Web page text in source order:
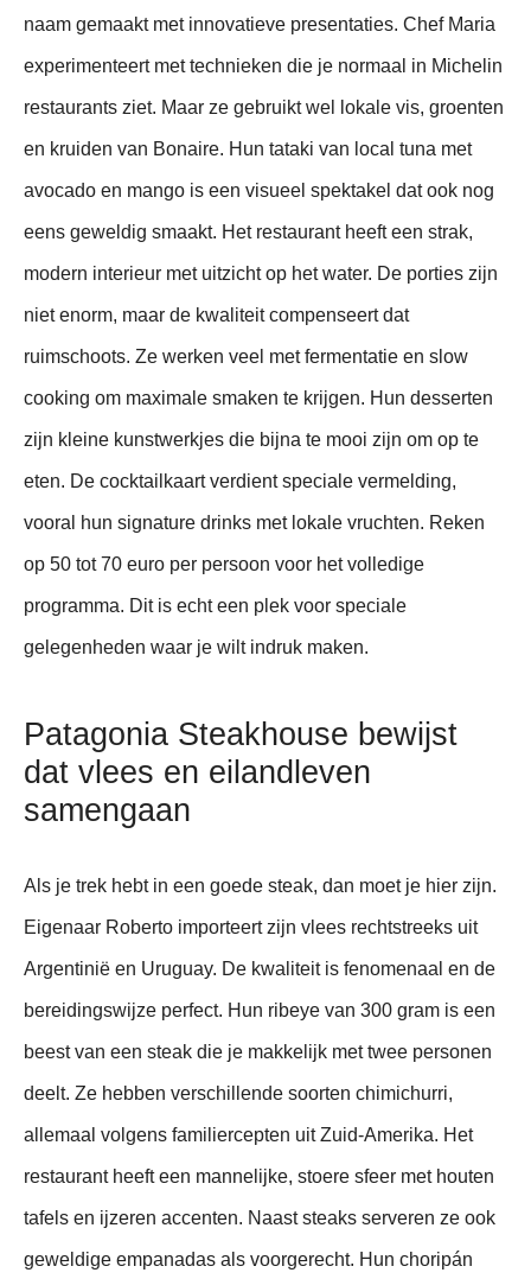
naam gemaakt met innovatieve presentaties. Chef Maria
experimenteert met technieken die je normaal in Michelin
restaurants ziet. Maar ze gebruikt wel lokale vis, groenten
en kruiden van Bonaire. Hun tataki van local tuna met
avocado en mango is een visueel spektakel dat ook nog
eens geweldig smaakt. Het restaurant heeft een strak,
modern interieur met uitzicht op het water. De porties zijn
niet enorm, maar de kwaliteit compenseert dat
ruimschoots. Ze werken veel met fermentatie en slow
cooking om maximale smaken te krijgen. Hun desserten
zijn kleine kunstwerkjes die bijna te mooi zijn om op te
eten. De cocktailkaart verdient speciale vermelding,
vooral hun signature drinks met lokale vruchten. Reken
op 50 tot 70 euro per persoon voor het volledige
programma. Dit is echt een plek voor speciale
gelegenheden waar je wilt indruk maken.
Patagonia Steakhouse bewijst
dat vlees en eilandleven
samengaan
Als je trek hebt in een goede steak, dan moet je hier zijn.
Eigenaar Roberto importeert zijn vlees rechtstreeks uit
Argentinië en Uruguay. De kwaliteit is fenomenaal en de
bereidingswijze perfect. Hun ribeye van 300 gram is een
beest van een steak die je makkelijk met twee personen
deelt. Ze hebben verschillende soorten chimichurri,
allemaal volgens familiercepten uit Zuid-Amerika. Het
restaurant heeft een mannelijke, stoere sfeer met houten
tafels en ijzeren accenten. Naast steaks serveren ze ook
geweldige empanadas als voorgerecht. Hun choripán